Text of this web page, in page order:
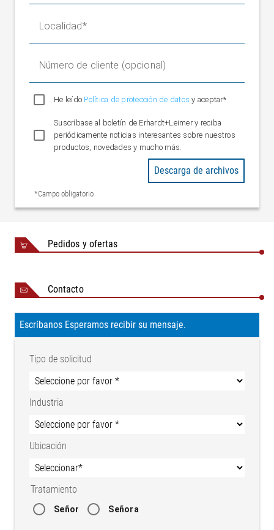
Localidad
Número de cliente (opcional)
He leído Política de protección de datosy aceptar*
Suscríbase al boletín de Erhardt+Leimer y reciba
periódicamente noticias interesantes sobre nuestros
productos, novedades y mucho más.
*Campo obligatorio
Descarga de archivos
Pedidos y ofertas
Contacto
Escríbanos Esperamos recibir su mensaje.
Tipo de solicitud
Industria
Ubicación
Tratamiento
Señor Señora